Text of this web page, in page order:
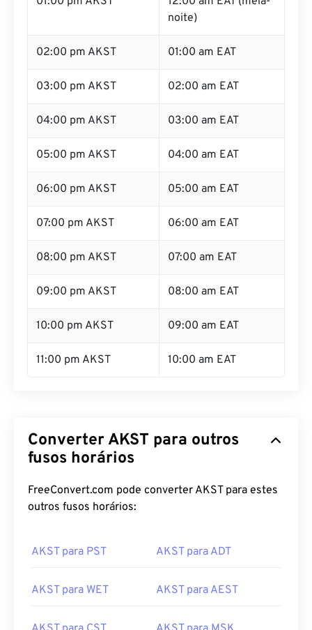
noite)
02:00 pm AKST 01:00 am EAT
03:00 pm AKST 02:00 am EAT
04:00 pm AKST 03:00 am EAT
05:00 pm AKST 04:00 am EAT
06:00 pm AKST 05:00 am EAT
07:00 pm AKST 06:00 am EAT
08:00 pm AKST 07:00 am EAT
09:00 pm AKST 08:00 am EAT
10:00 pm AKST 09:00 am EAT
11:00 pm AKST 10:00 am EAT
Converter AKST para outros
fusos horários
FreeConvert.com pode converter AKST para estes
outros fusos horários:
AKST para PST AKST para ADT
AKST para WET AKST para AEST